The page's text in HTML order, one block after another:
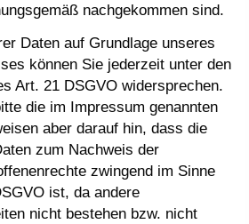
nachgekommen sind.
Daten auf Grundlage unseres
können Sie jederzeit unter den
Art. 21 DSGVO widersprechen.
die im Impressum genannten
aber darauf hin, dass die
zum Nachweis der
zwingend im Sinne
ist, da andere
nicht bestehen bzw. nicht